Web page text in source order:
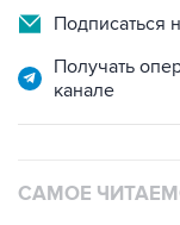
Подписаться
Получать
канале
САМОЕ